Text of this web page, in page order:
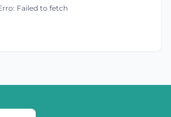
Failed to fetch